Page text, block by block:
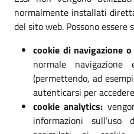
normalmente installati
del sito web. Possono essere
cookie di navigazione
normale
(permettendo, ad
autenticarsi per
cookie analytics:
informazioni